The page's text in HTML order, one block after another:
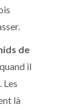
de
il
là